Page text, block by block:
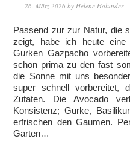
26. März 2026 by Helene Holunder
Passend zur zur Natur, die
zeigt, habe ich heute eine
Gurken Gazpacho
schon prima zu den fast
die Sonne mit uns
super schnell vorbereitet,
Zutaten. Die Avocado
Konsistenz; Gurke,
erfrischen den Gaumen.
Garten…